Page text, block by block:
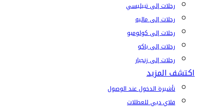
رحلات إلى تبيليسي
رحلات إلى ماليه
رحلات إلى كولومبو
رحلات إلى باكو
رحلات إلى زنجبار
اكتشف المزيد
تأشيرة الدخول عند الوصول
فلاي دبي للعطلات